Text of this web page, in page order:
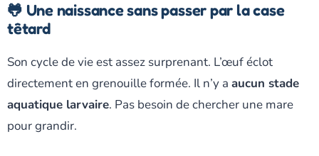
🐸 Une naissance sans passer par la case
têtard
Son cycle de vie est assez surprenant. L’œuf éclot
directement en grenouille formée. Il n’y a aucun stade
aquatique larvaire. Pas besoin de chercher une mare
pour grandir.